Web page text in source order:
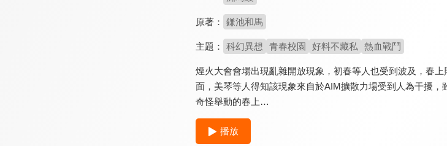
原著： 鎌池和馬
主題： 科幻異想 青春校園 好料不藏私 熱血戰鬥
煙火大會會場出現亂雜開放現象，初春等人也受到波及，春
面，美琴等人得知該現象來自於AIM擴散力場受到人為干擾
奇怪舉動的春上…
播放